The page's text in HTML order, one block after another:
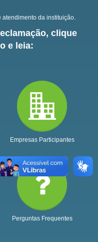
atendimento da instituição.
clique
e leia:
Empresas Participantes
Perguntas Frequentes